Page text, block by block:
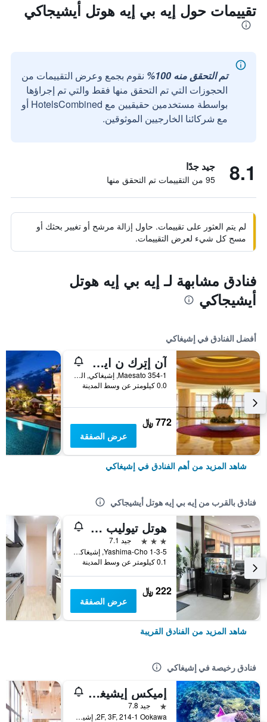
تقييمات حول إيه بي إيه هوتل أيشيجاكي
تم التحقق منه 100%
نقوم بجمع وعرض التقييمات من
الحجوزات التي تم التحقق منها فقط والتي تم إجراؤها
بواسطة مستخدمين حقيقيين مع HotelsCombined أو
مع شركائنا الخارجيين الموثوقين.
8.1 جيد جدًا
95 من التقييمات تم التحقق منها
لم يتم العثور على تقييمات. حاول إزالة مرشح أو تغيير بحثك أو
مسح كل شيء لعرض التقييمات.
فنادق مشابهة لـ إيه بي إيه هوتل
أيشيجاكي
أفضل الفنادق في إشيغاكي
آن إتٕرك ن اين ي ال إيشجاكي ريزورت باي آيتش جي
Maesato 354-1, إشيغاكي, اليابان
0.0 كيلومتر عن وسط المدينة
772 ﷼
عرض الصفقة
شاهد المزيد من أهم الفنادق في إشيغاكي
فنادق بالقرب من إيه بي إيه هوتل أيشيجاكي
هوتل تيوليب إشيجيكيجيما
3 نجوم
جيد 7.1
1-3-5 Yashima-Cho, إشيغاكي, اليابان
0.1 كيلومتر عن وسط المدينة
222 ﷼
عرض الصفقة
شاهد المزيد من الفنادق القريبة
فنادق رخيصة في إشيغاكي
إميكس إيشيغاكي - دار ضيافة
نجمة واحدة
جيد 7.8
2F, 3F, 214-1 Ookawa, إشيغاكي, اليابان